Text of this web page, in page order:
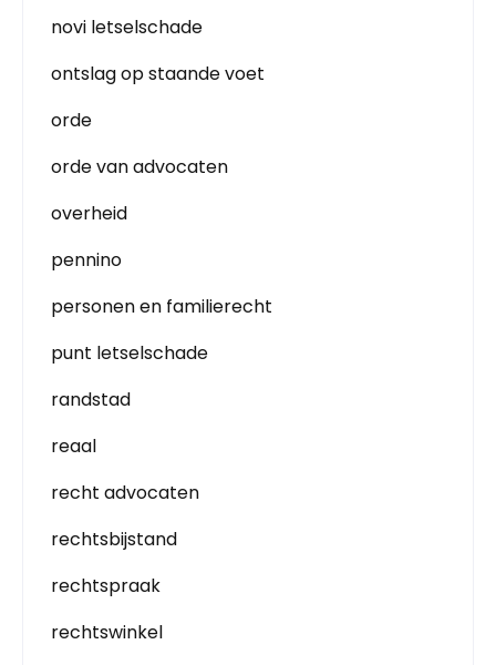
novi letselschade
ontslag op staande voet
orde
orde van advocaten
overheid
pennino
personen en familierecht
punt letselschade
randstad
reaal
recht advocaten
rechtsbijstand
rechtspraak
rechtswinkel